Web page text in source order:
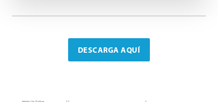
DESCARGA AQUÍ